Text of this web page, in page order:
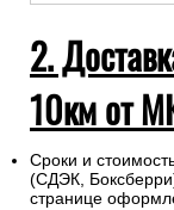
2.
10км от
Сроки и
(СДЭК,
странице